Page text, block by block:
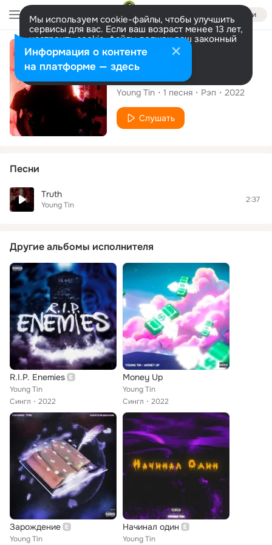
Войти
Мы используем cookie-файлы, чтобы улучшить
сервисы для вас. Если ваш возраст менее 13 лет,
настроить cookie-файлы должен ваш законный
представитель. Больше информации
Разрешить все Настроить
Сингл
Truth
Young Tin 1 песня Рэп 2022
Слушать
Песни
Truth
Young Tin
2:37
Другие альбомы исполнителя
R.I.P. Enemies
Young Tin
Сингл
2022
Money Up
Young Tin
Сингл
2022
Зарождение
Young Tin
Начинал один
Young Tin
Информация о контенте
на платформе — здесь